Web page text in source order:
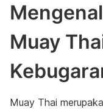
Muay
Muay Thai